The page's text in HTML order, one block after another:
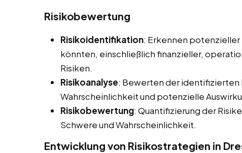
Risikobewertung
Risikoidentifikation: Erkennen
könnten, einschließlich finanzieller,
Risiken.
Risikoanalyse: Bewerten der identifizierten
Wahrscheinlichkeit und potenzielle
Risikobewertung: Quantifizierung der
Schwere und Wahrscheinlichkeit.
Entwicklung von Risikostrategien in